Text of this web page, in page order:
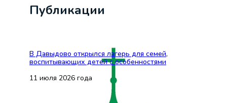
Публикации
В Давыдово открылся лагерь для семей,
воспитывающих детей с особенностями
11 июля 2026 года